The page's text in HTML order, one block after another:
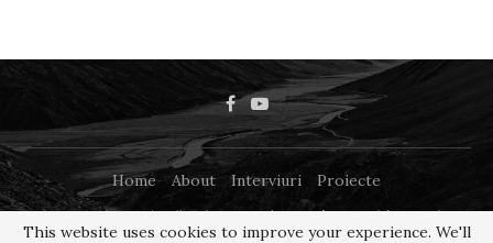
Home About Interviuri Proiecte
@ Copyrights 2025 - All Right Reserved @ Românca.co.uk | Design by
WPHostee
This website uses cookies to improve your experience. We'll